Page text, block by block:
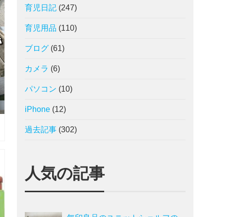
育児日記 (247)
育児用品 (110)
ブログ (61)
カメラ (6)
パソコン (10)
iPhone (12)
過去記事 (302)
人気の記事